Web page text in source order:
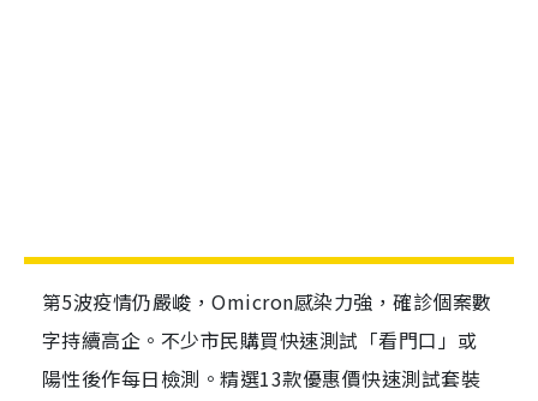
第5波疫情仍嚴峻，Omicron感染力強，確診個案數
字持續高企。不少市民購買快速測試「看門口」或
陽性後作每日檢測。精選13款優惠價快速測試套裝